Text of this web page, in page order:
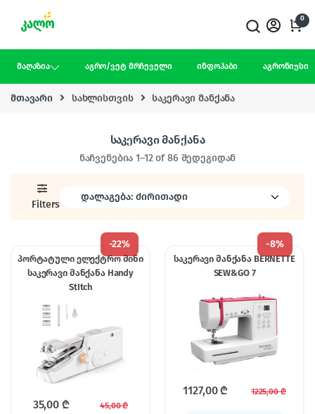
0
მაღაზია აგრო/ვეტ მრჩეველი ინფოჰაბი აგრონიუსი
მთავარი სახლისთვის საკერავი მანქანა
საკერავი მანქანა
ნაჩვენებია 1–12 of 86 შედეგიდან
Filters
-22%
პორტატული ელექტრო მინი
საკერავი მანქანა Handy
StItch
35,00 ₾ 45,00₾
-8%
საკერავი მანქანა BERNETTE
SEW&GO 7
1127,00₾ 1225,00₾